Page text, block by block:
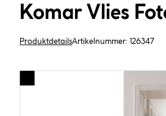
Komar Vlies
ProduktdetailsArtikelnummer: 126347